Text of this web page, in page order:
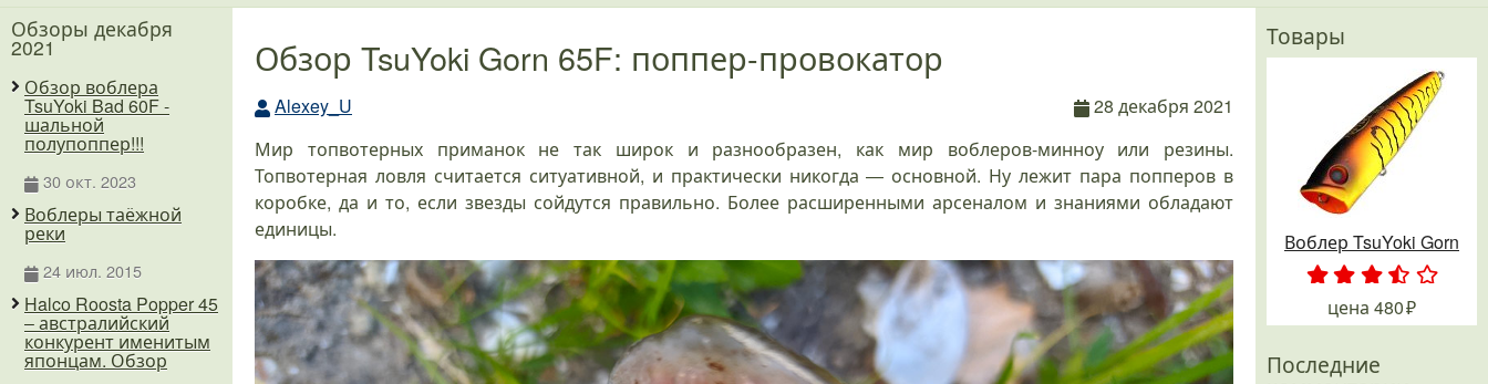
Обзор TsuYoki Gorn 65F: поппер-провокатор
Alexey_U
28 декабря 2021
Мир топвотерных приманок не так широк и разнообразен, как мир воблеров-минноу или резины.
Топвотерная ловля считается ситуативной, и практически никогда — основной. Ну лежит пара попперов в
коробке, да и то, если звезды сойдутся правильно. Более расширенными арсеналом и знаниями обладают
единицы.
Обзоры декабря
2021
Обзор воблера
TsuYoki Bad 60F -
шальной
полупоппер!!!
30 окт. 2023
Воблеры таёжной
реки
24 июл. 2015
Halco Roosta Popper 45
– австралийский
конкурент именитым
японцам. Обзор
Товары
Воблер TsuYoki Gorn
. .
цена 480
Последние